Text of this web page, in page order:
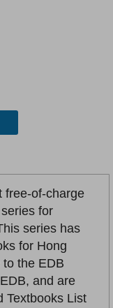
free-of-charge
for
series has
for Hong
the EDB
and are
Textbooks List